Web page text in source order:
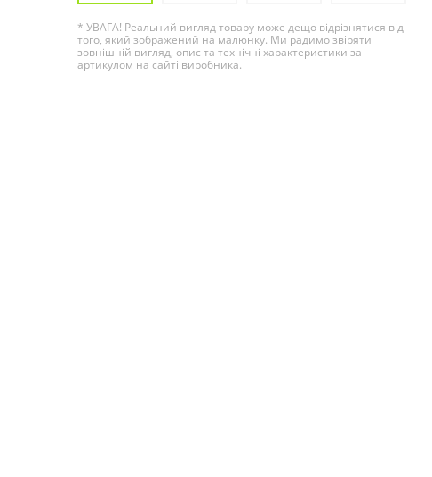
* УВАГА! Реальний вигляд товару може дещо відрізнятися від
того, який зображений на малюнку. Ми радимо звіряти
зовнішній вигляд, опис та технічні характеристики за
артикулом на сайті виробника.